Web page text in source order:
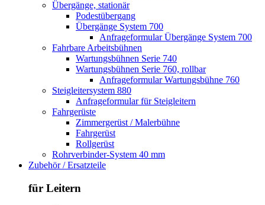
Übergänge, stationär
Podestübergang
Übergänge System 700
Anfrageformular Übergänge System 700
Fahrbare Arbeitsbühnen
Wartungsbühnen Serie 740
Wartungsbühnen Serie 760, rollbar
Anfrageformular Wartungsbühne 760
Steigleitersystem 880
Anfrageformular für Steigleitern
Fahrgerüste
Zimmergerüst / Malerbühne
Fahrgerüst
Rollgerüst
Rohrverbinder-System 40 mm
Zubehör / Ersatzteile
für Leitern